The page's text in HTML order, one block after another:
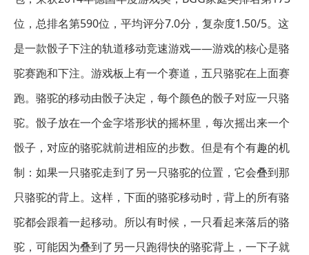
位，总排名第590位，平均评分7.0分，复杂度1.50/5。这
是一款骰子下注的轨道移动竞速游戏——游戏的核心是骆
驼赛跑和下注。游戏板上有一个赛道，五只骆驼在上面赛
跑。骆驼的移动由骰子决定，每个颜色的骰子对应一只骆
驼。骰子放在一个金字塔形状的摇杯里，每次摇出来一个
骰子，对应的骆驼就前进相应的步数。但是有个有趣的机
制：如果一只骆驼走到了另一只骆驼的位置，它会叠到那
只骆驼的背上。这样，下面的骆驼移动时，背上的所有骆
驼都会跟着一起移动。所以有时候，一只看起来落后的骆
驼，可能因为叠到了另一只跑得快的骆驼背上，一下子就